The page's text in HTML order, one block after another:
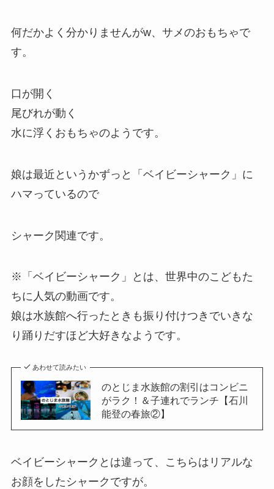
何だかよく分かりませんがw、サメのおもちゃで
す。
口が開く
尾びれが動く
水に浮くおもちゃのようです。
娘は最近というかずっと「ベイビーシャーク」に
ハマっているので
シャーク関連です。
※「ベイビーシャーク」とは、世界中のこどもた
ちに人気の動画です。
娘は水族館へ行ったときも振り付けつきでいきな
り踊りだすほど大好きなようです。
あわせて読みたい
のとじま水族館の割引はコンビニ
がラク！＆子連れでランチ【石川
能登の春旅②】
ベイビーシャークとは違って、こちらはリアルな
お顔をしたシャークですが。